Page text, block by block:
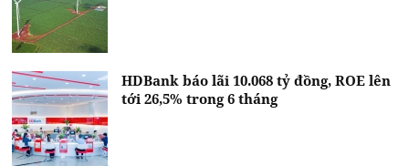
HDBank báo lãi 10.068 tỷ đồng, ROE lên
tới 26,5% trong 6 tháng